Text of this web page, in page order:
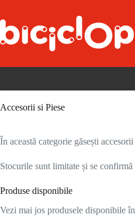
Accesorii si Piese
În această categorie găsești
Stocurile sunt limitate și se
Produse disponibile
Vezi mai jos produsele disponibile